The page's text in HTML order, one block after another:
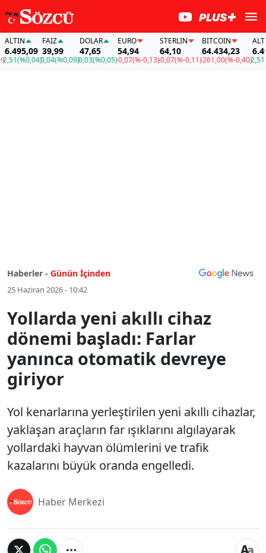
(%0,04)
FAİZ
39,99
0,04(%0,09)
DOLAR
47,65
0,03(%0,05)
EURO
54,94
-0,07(%-0,13)
STERLIN
64,10
-0,07(%-0,11)
BITCOIN
64.434,23
-261,00(%-0,40)
ALTIN
2,51
Haberler - Günün İçinden
25 Haziran 2026 - 10:42
Yollarda yeni akıllı cihaz
dönemi başladı: Farlar
yanınca otomatik devreye
giriyor
Yol kenarlarına yerleştirilen yeni akıllı cihazlar,
yaklaşan araçların far ışıklarını algılayarak
yollardaki hayvan ölümlerini ve trafik
kazalarını büyük oranda engelledi.
Haber Merkezi